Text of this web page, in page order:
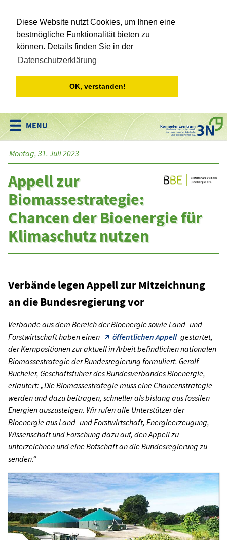
Diese Website nutzt Cookies, um Ihnen eine
bestmögliche Funktionalität bieten zu
können. Details finden Sie in der
Datenschutzerklärung
OK, verstanden!
Kompetenzzentrum
Niedersachsen • Netzwerk
Nachwachsende Rohstoffe
und Bioökonomie e.V.
Montag, 31. Juli 2023
Appell zur
Biomassestrategie:
Chancen der Bioenergie für
Klimaschutz nutzen
Verbände legen Appell zur Mitzeichnung
an die Bundesregierung vor
Verbände aus dem Bereich der Bioenergie sowie Land- und
Forstwirtschaft haben einen
öffentlichen Appell gestartet,
der Kernpositionen zur aktuell in Arbeit befindlichen nationalen
Biomassestrategie der Bundesregierung formuliert. Gerolf
Bücheler, Geschäftsführer des Bundesverbandes Bioenergie,
erläutert: „Die Biomassestrategie muss eine Chancenstrategie
werden und dazu beitragen, schneller als bislang aus fossilen
Energien auszusteigen. Wir rufen alle Unterstützer der
Bioenergie aus Land- und Forstwirtschaft, Energieerzeugung,
Wissenschaft und Forschung dazu auf, den Appell zu
unterzeichnen und eine Botschaft an die Bundesregierung zu
senden.“